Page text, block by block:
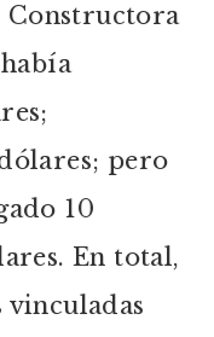
Constructora
pero
10
En total,
vinculadas